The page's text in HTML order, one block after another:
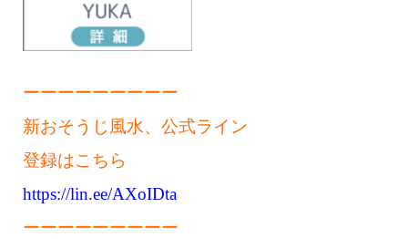
ーーーーーーーーー
新おそうじ風水、公式ライン
登録はこちら
https://lin.ee/AXoIDta
ーーーーーーーーー